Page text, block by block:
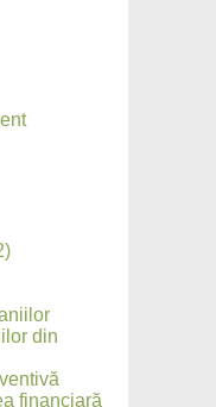
din
financiară